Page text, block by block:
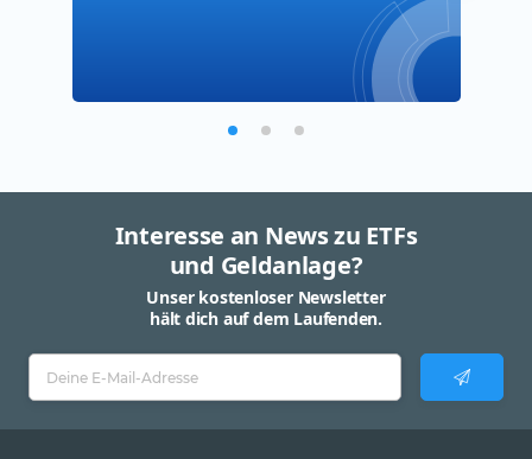
Interesse an News zu ETFs
und Geldanlage?
Unser kostenloser Newsletter
hält dich auf dem Laufenden.